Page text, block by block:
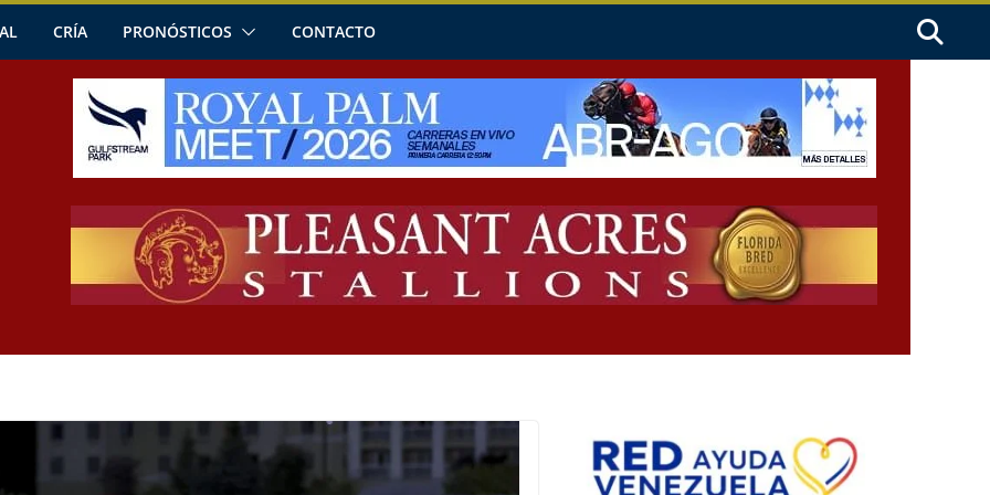
CRÍA PRONÓSTICOS CONTACTO